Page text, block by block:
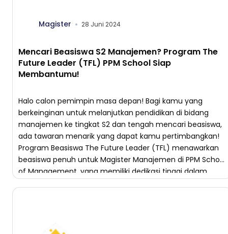
Magister 28 Juni 2024
Mencari Beasiswa S2 Manajemen? Program The
Future Leader (TFL) PPM School Siap
Membantumu!
Halo calon pemimpin masa depan! Bagi kamu yang
berkeinginan untuk melanjutkan pendidikan di bidang
manajemen ke tingkat S2 dan tengah mencari beasiswa,
ada tawaran menarik yang dapat kamu pertimbangkan!
Program Beasiswa The Future Leader (TFL) menawarkan
beasiswa penuh untuk Magister Manajemen di PPM School
of Management, yang memiliki dedikasi tinggi dalam